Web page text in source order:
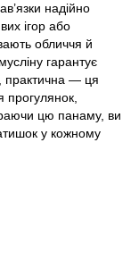
надійно
ігор або
обличчя й
гарантує
практична — ця
цю панаму, ви
у кожному